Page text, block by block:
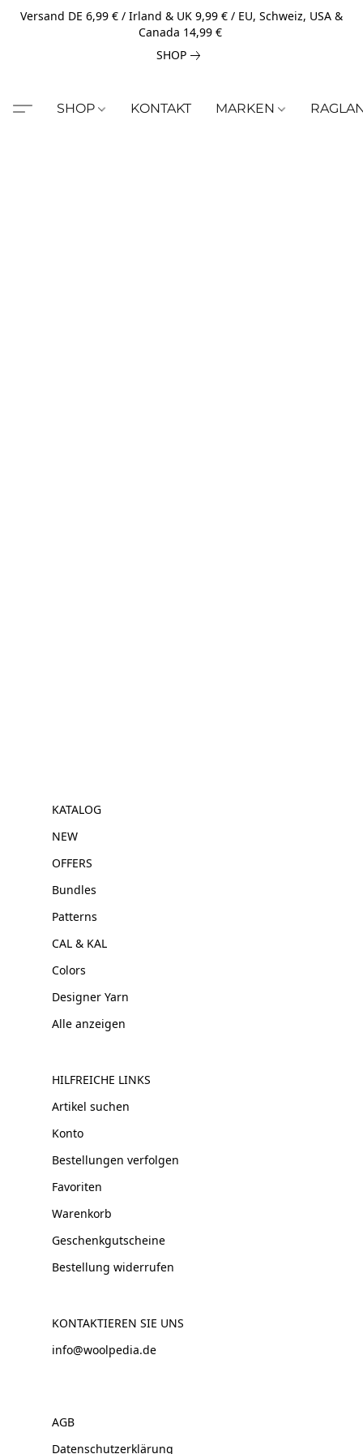
Versand DE 6,99 € / Irland & UK 9,99 € / EU, Schweiz, USA &
Canada 14,99 €
SHOP
SHOP KONTAKT MARKEN
KATALOG
NEW
OFFERS
Bundles
Patterns
CAL & KAL
Colors
Designer Yarn
Alle anzeigen
HILFREICHE LINKS
Artikel suchen
Konto
Bestellungen verfolgen
Favoriten
Warenkorb
Geschenkgutscheine
Bestellung widerrufen
KONTAKTIEREN SIE UNS
info@woolpedia.de
AGB
Datenschutzerklärung